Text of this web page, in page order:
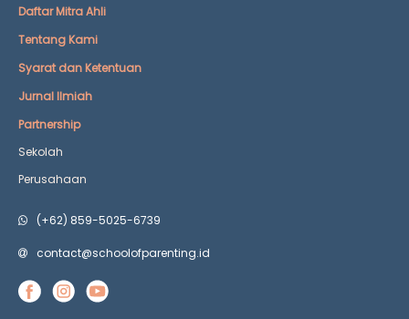
Daftar Mitra Ahli
Tentang Kami
Syarat dan Ketentuan
Jurnal Ilmiah
Partnership
Sekolah
Perusahaan
(+62) 859-5025-6739
contact@schoolofparenting.id